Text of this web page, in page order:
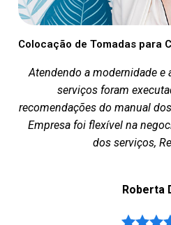
Colocação de Tomadas para
Atendendo a modernidade e
serviços foram
recomendações do manual
Empresa foi flexível na
dos serviços,
Roberta